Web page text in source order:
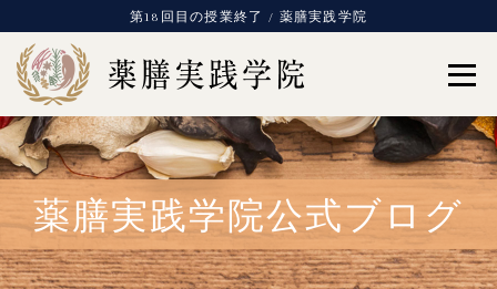
第18回目の授業終了 / 薬膳実践学院
薬膳実践学院公式ブログ